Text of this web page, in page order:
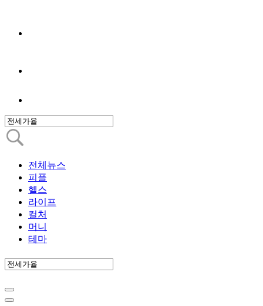
전체뉴스
피플
헬스
라이프
컬처
머니
테마